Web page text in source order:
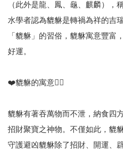
（此外是龍、鳳、龜、麒麟），
水學者認為貔貅是轉禍為祥的吉
「貔貅」的習俗，貔貅寓意豐富
好運。
❤️貔貅的寓意💁‍♀️
貔貅有著吞萬物而不泄，納食四
招財聚寶之神物。不僅如此，貔
守護避凶貔貅除了招財、開運、